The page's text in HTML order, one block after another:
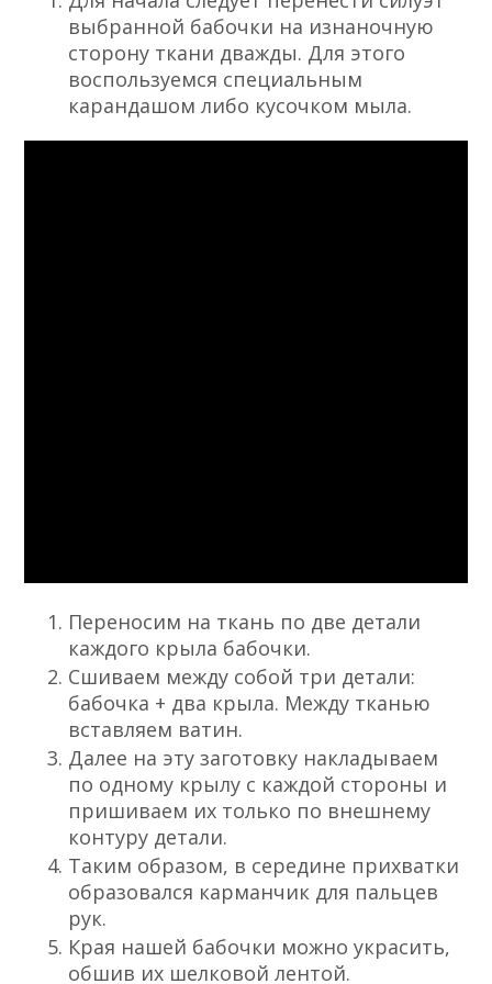
выбранной бабочки на изнаночную
сторону ткани дважды. Для этого
воспользуемся специальным
карандашом либо кусочком мыла.
Переносим на ткань по две детали
каждого крыла бабочки.
Сшиваем между собой три детали:
бабочка + два крыла. Между тканью
вставляем ватин.
Далее на эту заготовку накладываем
по одному крылу с каждой стороны и
пришиваем их только по внешнему
контуру детали.
Таким образом, в середине прихватки
образовался карманчик для пальцев
рук.
Края нашей бабочки можно украсить,
обшив их шелковой лентой.